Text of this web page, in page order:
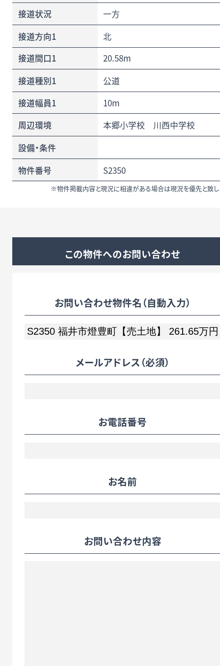
接道状況
一方
接道方向1
北
接道間口1
20.58m
接道種別1
公道
接道幅員1
10m
周辺環境
本郷小学校 川西中学校
設備・条件
物件番号
S2350
※物件掲載内容と現況に相違がある場合は現況を優先と致し
この物件へのお問い合わせ
お問い合わせ物件名（自動入力）
メールアドレス （必須）
お電話番号
お名前
お問い合わせ内容